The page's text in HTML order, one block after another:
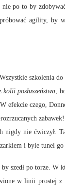
po to by
agility, by
szkolenia do
kolii posłuszeństwa,
efekcie czego,
nigdy nie ćwiczył.
i byle tunel go
po torze. W
w linii prostej